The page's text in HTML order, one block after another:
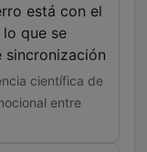
está con el
lo que se
sincronización
científica de
entre